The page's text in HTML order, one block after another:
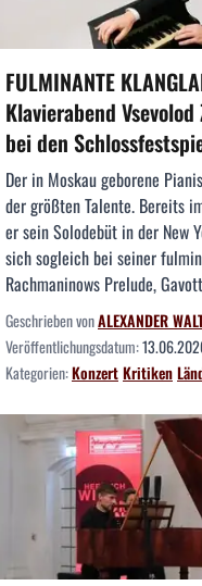
FULMINANTE
Klavierabend
bei den
Der in Moskau geborene
der größten Talente. Bereits
er sein Solodebüt in der New
sich sogleich bei seiner
Rachmaninows Prelude,
Geschrieben vonALEXANDER
Veröffentlichungsdatum:
Kategorien:KonzertKritiken